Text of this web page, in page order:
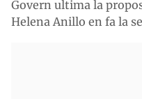
Govern ultima la
Helena Anillo en fa la